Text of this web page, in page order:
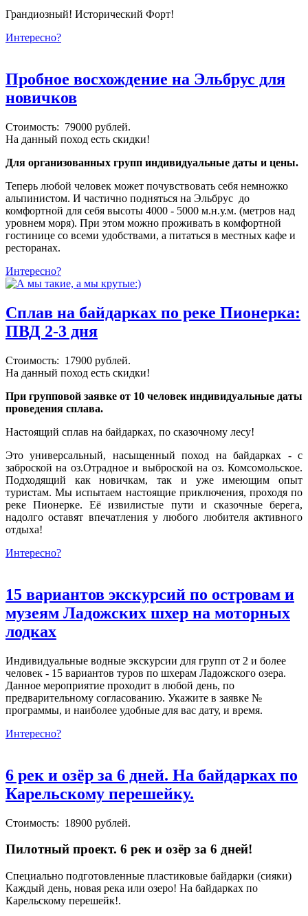
Грандиозный! Исторический Форт!
Интересно?
Пробное восхождение на Эльбрус для
новичков
Стоимость: 79000 рублей.
На данный поход есть скидки!
Для организованных групп индивидуальные даты и цены.
Теперь любой человек может почувствовать себя немножко
альпинистом. И частично подняться на Эльбрус до
комфортной для себя высоты 4000 - 5000 м.н.у.м. (метров над
уровнем моря). При этом можно проживать в комфортной
гостинице со всеми удобствами, а питаться в местных кафе и
ресторанах.
Интересно?
Сплав на байдарках по реке Пионерка:
ПВД 2-3 дня
Стоимость: 17900 рублей.
На данный поход есть скидки!
При групповой заявке от 10 человек индивидуальные даты
проведения сплава.
Настоящий сплав на байдарках, по сказочному лесу!
Это универсальный, насыщенный поход на байдарках - с
заброской на оз.Отрадное и выброской на оз. Комсомольское.
Подходящий как новичкам, так и уже имеющим опыт
туристам. Мы испытаем настоящие приключения, проходя по
реке Пионерке. Её извилистые пути и сказочные берега,
надолго оставят впечатления у любого любителя активного
отдыха!
Интересно?
15 вариантов экскурсий по островам и
музеям Ладожских шхер на моторных
лодках
Индивидуальные водные экскурсии для групп от 2 и более
человек - 15 вариантов туров по шхерам Ладожского озера.
Данное мероприятие проходит в любой день, по
предварительному согласованию. Укажите в заявке №
программы, и наиболее удобные для вас дату, и время.
Интересно?
6 рек и озёр за 6 дней. На байдарках по
Карельскому перешейку.
Стоимость: 18900 рублей.
Пилотный проект. 6 рек и озёр за 6 дней!
Специально подготовленные пластиковые байдарки (сияки)
Каждый день, новая река или озеро! На байдарках по
Карельскому перешейк!.